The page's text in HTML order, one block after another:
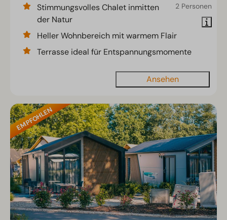
2 Personen
Stimmungsvolles Chalet inmitten
der Natur
Heller Wohnbereich mit warmem Flair
Terrasse ideal für Entspannungsmomente
Ansehen
EMPFOHLEN